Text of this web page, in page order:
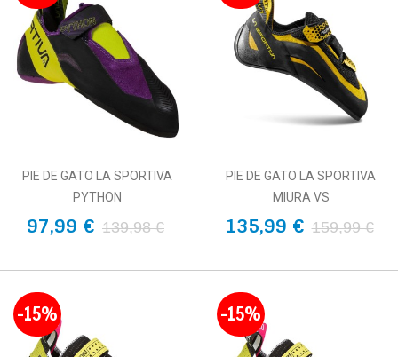
PIE DE GATO LA SPORTIVA
PYTHON
97,99 € 139,98 €
PIE DE GATO LA SPORTIVA
MIURA VS
135,99 € 159,99 €
-15% -15%